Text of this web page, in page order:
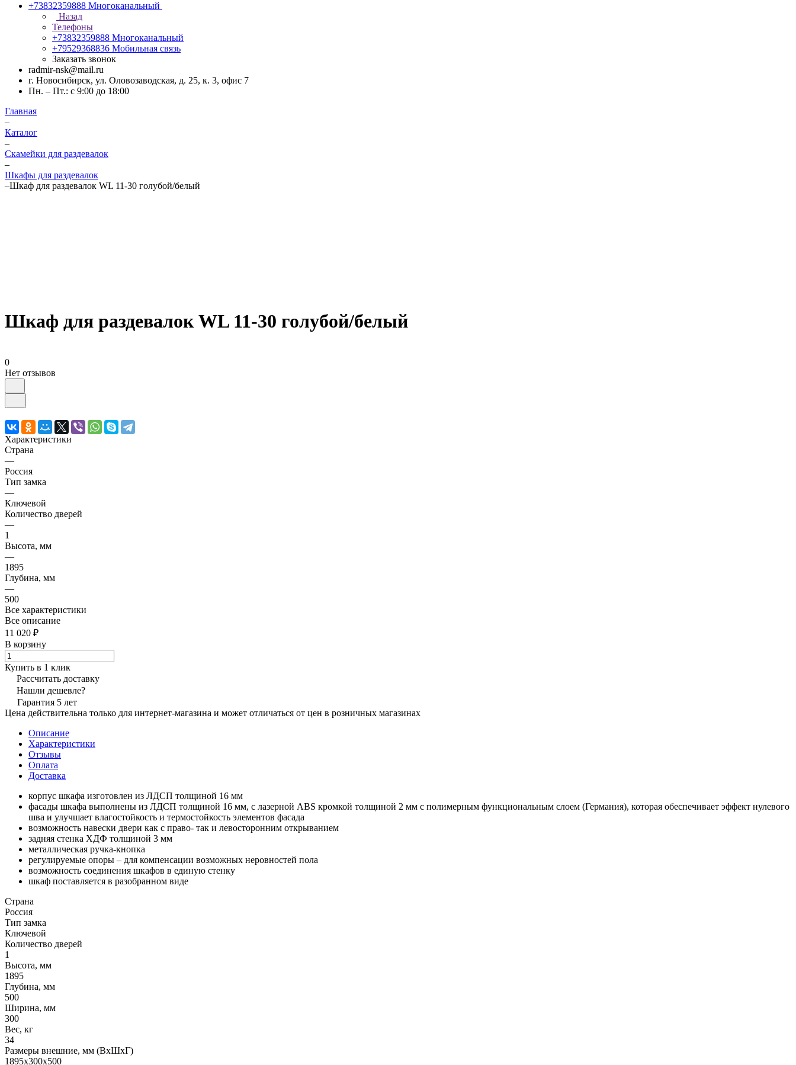
+73832359888 Многоканальный
Назад
Телефоны
+73832359888 Многоканальный
+79529368836 Мобильная связь
Заказать звонок
radmir-nsk@mail.ru
г. Новосибирск, ул. Оловозаводская, д. 25, к. 3, офис 7
Пн. – Пт.: с 9:00 до 18:00
Главная
–
Каталог
–
Скамейки для раздевалок
–
Шкафы для раздевалок
–Шкаф для раздевалок WL 11-30 голубой/белый
Шкаф для раздевалок WL 11-30 голубой/белый
0
Нет отзывов
Характеристики
Страна
—
Россия
Тип замка
—
Ключевой
Количество дверей
—
1
Высота, мм
—
1895
Глубина, мм
—
500
Все характеристики
Все описание
11 020 ₽
В корзину
Купить в 1 клик
Рассчитать доставку
Нашли дешевле?
Гарантия 5 лет
Цена действительна только для интернет-магазина и может отличаться от цен в розничных магазинах
Описание
Характеристики
Отзывы
Оплата
Доставка
корпус шкафа изготовлен из ЛДСП толщиной 16 мм
фасады шкафа выполнены из ЛДСП толщиной 16 мм, с лазерной ABS кромкой толщиной 2 мм с полимерным функциональным слоем (Германия), которая обеспечивает эффект нулевого
шва и улучшает влагостойкость и термостойкость элементов фасада
возможность навески двери как с право- так и левосторонним открыванием
задняя стенка ХДФ толщиной 3 мм
металлическая ручка-кнопка
регулируемые опоры – для компенсации возможных неровностей пола
возможность соединения шкафов в единую стенку
шкаф поставляется в разобранном виде
Страна
Россия
Тип замка
Ключевой
Количество дверей
1
Высота, мм
1895
Глубина, мм
500
Ширина, мм
300
Вес, кг
34
Размеры внешние, мм (ВхШхГ)
1895x300x500